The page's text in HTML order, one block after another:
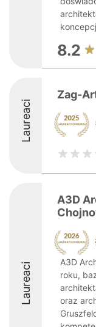
8.2
Laureaci
Zag-
Laureaci
A3D
A3D
roku,
oraz